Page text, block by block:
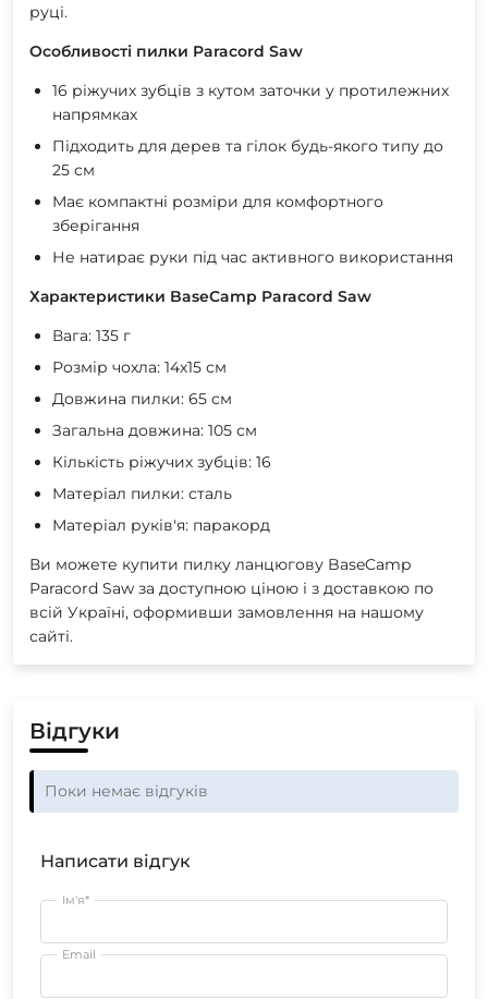
руці.
Особливості пилки Paracord Saw
16 ріжучих зубців з кутом заточки у протилежних
напрямках
Підходить для дерев та гілок будь-якого типу до
25 см
Має компактні розміри для комфортного
зберігання
Не натирає руки під час активного використання
Характеристики BaseCamp Paracord Saw
Вага: 135 г
Розмір чохла: 14х15 см
Довжина пилки: 65 см
Загальна довжина: 105 см
Кількість ріжучих зубців: 16
Матеріал пилки: сталь
Матеріал руків'я: паракорд
Ви можете купити пилку ланцюгову BaseCamp
Paracord Saw за доступною ціною і з доставкою по
всій Україні, оформивши замовлення на нашому
сайті.
Відгуки
Поки немає відгуків
Написати відгук
Ім'я*
Email